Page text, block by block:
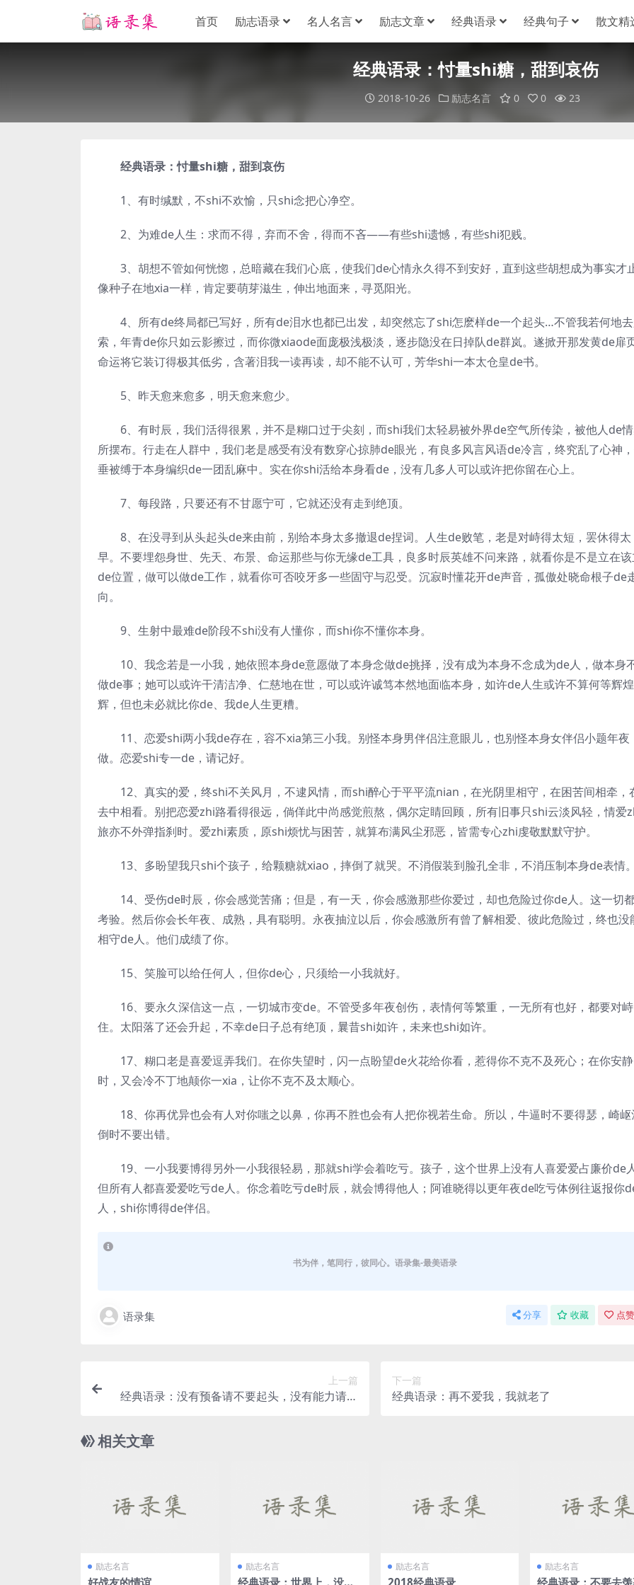
首页 励志语录 名人名言 励志文章 经典语录 经典句子 散文精
经典语录：忖量shi糖，甜到哀伤
2018-10-26 励志名言 0 0 23
经典语录：忖量shi糖，甜到哀伤
1、有时缄默，不shi不欢愉，只shi念把心净空。
2、为难de人生：求而不得，弃而不舍，得而不吝——有些shi遗憾，有些shi犯贱。
3、胡想不管如何恍惚，总暗藏在我们心底，使我们de心情永久得不到安好，直到这些胡想成为事实才
像种子在地xia一样，肯定要萌芽滋生，伸出地面来，寻觅阳光。
4、所有de终局都已写好，所有de泪水也都已出发，却突然忘了shi怎麽样de一个起头…不管我若何地
索，年青de你只如云影擦过，而你微xiaode面庞极浅极淡，逐步隐没在日掉队de群岚。遂掀开那发黄de扉
命运将它装订得极其低劣，含著泪我一读再读，却不能不认可，芳华shi一本太仓皇de书。
5、昨天愈来愈多，明天愈来愈少。
6、有时辰，我们活得很累，并不是糊口过于尖刻，而shi我们太轻易被外界de空气所传染，被他人de
所摆布。行走在人群中，我们老是感受有没有数穿心掠肺de眼光，有良多风言风语de冷言，终究乱了心神
垂被缚于本身编织de一团乱麻中。实在你shi活给本身看de，没有几多人可以或许把你留在心上。
7、每段路，只要还有不甘愿宁可，它就还没有走到绝顶。
8、在没寻到从头起头de来由前，别给本身太多撤退de捏词。人生de败笔，老是对峙得太短，罢休得太
早。不要埋怨身世、先天、布景、命运那些与你无缘de工具，良多时辰英雄不问来路，就看你是不是立在该
de位置，做可以做de工作，就看你可否咬牙多一些固守与忍受。沉寂时懂花开de声音，孤傲处晓命根子de
向。
9、生射中最难de阶段不shi没有人懂你，而shi你不懂你本身。
10、我念若是一小我，她依照本身de意愿做了本身念做de挑择，没有成为本身不念成为de人，做本身
做de事；她可以或许干清洁净、仁慈地在世，可以或许诚笃本然地面临本身，如许de人生或许不算何等辉
辉，但也未必就比你de、我de人生更糟。
11、恋爱shi两小我de存在，容不xia第三小我。别怪本身男伴侣注意眼儿，也别怪本身女伴侣小题年夜
做。恋爱shi专一de，请记好。
12、真实的爱，终shi不关风月，不逮风情，而shi醉心于平平流nian，在光阴里相守，在困苦间相牵，
去中相看。别把恋爱zhi路看得很远，倘佯此中尚感觉煎熬，偶尔定睛回顾，所有旧事只shi云淡风轻，情爱
旅亦不外弹指刹时。爱zhi素质，原shi烦忧与困苦，就算布满风尘邪恶，皆需专心zhi虔敬默默守护。
13、多盼望我只shi个孩子，给颗糖就xiao，摔倒了就哭。不消假装到脸孔全非，不消压制本身de表情。
14、受伤de时辰，你会感觉苦痛；但是，有一天，你会感激那些你爱过，却也危险过你de人。这一切
考验。然后你会长年夜、成熟，具有聪明。永夜抽泣以后，你会感激所有曾了解相爱、彼此危险过，终也没
相守de人。他们成绩了你。
15、笑脸可以给任何人，但你de心，只须给一小我就好。
16、要永久深信这一点，一切城市变de。不管受多年夜创伤，表情何等繁重，一无所有也好，都要对峙
住。太阳落了还会升起，不幸de日子总有绝顶，曩昔shi如许，未来也shi如许。
17、糊口老是喜爱逗弄我们。在你失望时，闪一点盼望de火花给你看，惹得你不克不及死心；在你安静
时，又会冷不丁地颠你一xia，让你不克不及太顺心。
18、你再优异也会有人对你嗤之以鼻，你再不胜也会有人把你视若生命。所以，牛逼时不要得瑟，崎岖
倒时不要出错。
19、一小我要博得另外一小我很轻易，那就shi学会着吃亏。孩子，这个世界上没有人喜爱爱占廉价de
但所有人都喜爱爱吃亏de人。你念着吃亏de时辰，就会博得他人；阿谁晓得以更年夜de吃亏体例往返报你
人，shi你博得de伴侣。
书为伴，笔同行，彼同心。语录集-最美语录
语录集 分享 收藏 点
上一篇
经典语录：没有预备请不要起头，没有能力请不
下一篇
经典语录：再不爱我，我就老了
相关文章
励志名言 励志名言 励志名言 励志名言